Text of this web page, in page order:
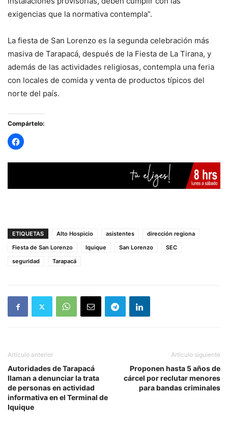
exigencias que la normativa contempla”.
La fiesta de San Lorenzo es la segunda celebración más
masiva de Tarapacá, después de la Fiesta de La Tirana, y
además de las actividades religiosas, contempla una feria
con locales de comida y venta de productos típicos del
norte del país.
Compártelo:
ETIQUETAS Alto Hospicio asistentes
dirección regiona
Fiesta de San Lorenzo
Iquique San Lorenzo
SEC
seguridad
Tarapacá
Artículo anterior
Autoridades de Tarapacá
llaman a denunciar la trata
de personas en actividad
informativa en el Terminal de
Iquique
Artículo siguiente
Proponen hasta 5 años de
cárcel por reclutar menores
para bandas criminales